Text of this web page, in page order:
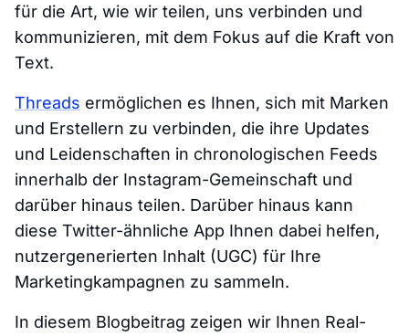
für die Art, wie wir teilen, uns verbinden und
kommunizieren, mit dem Fokus auf die Kraft von
Text.
Threads ermöglichen es Ihnen, sich mit Marken
und Erstellern zu verbinden, die ihre Updates
und Leidenschaften in chronologischen Feeds
innerhalb der Instagram-Gemeinschaft und
darüber hinaus teilen. Darüber hinaus kann
diese Twitter-ähnliche App Ihnen dabei helfen,
nutzergenerierten Inhalt (UGC) für Ihre
Marketingkampagnen zu sammeln.
In diesem Blogbeitrag zeigen wir Ihnen Real-